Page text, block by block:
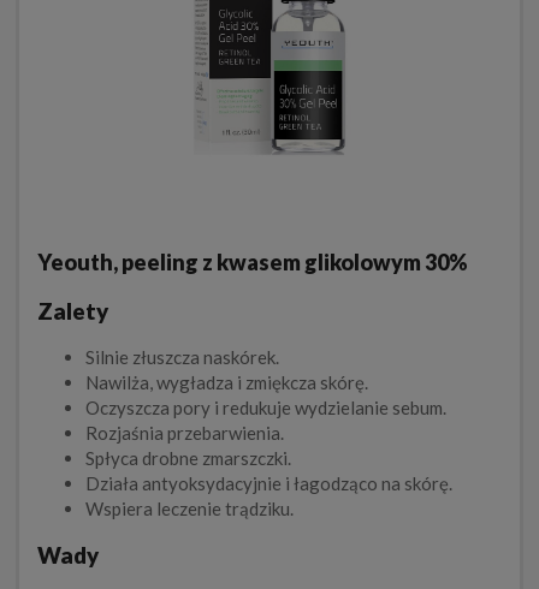
Yeouth, peeling z kwasem glikolowym 30%
Zalety
Silnie złuszcza naskórek.
Nawilża, wygładza i zmiękcza skórę.
Oczyszcza pory i redukuje wydzielanie sebum.
Rozjaśnia przebarwienia.
Spłyca drobne zmarszczki.
Działa antyoksydacyjnie i łagodząco na skórę.
Wspiera leczenie trądziku.
Wady